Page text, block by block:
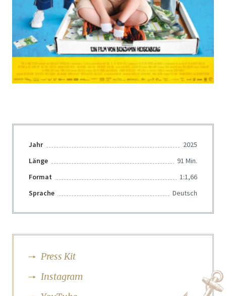
Jahr
2025
Länge
91 Min.
Format
1:1,66
Sprache
Deutsch
Press Kit
Instagram